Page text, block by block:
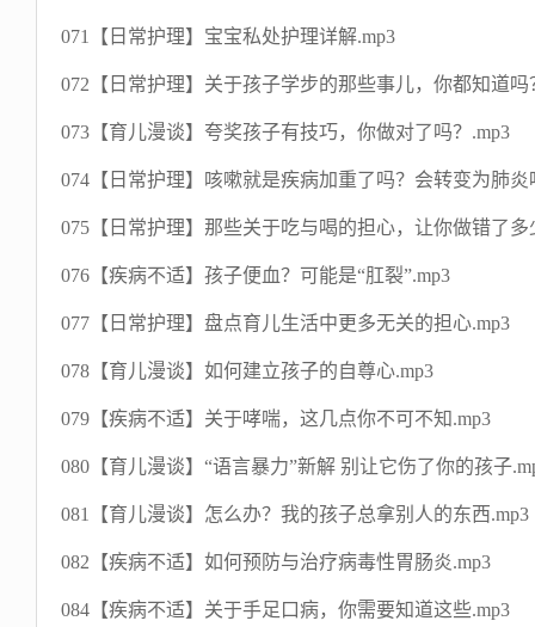
071【日常护理】宝宝私处护理详解.mp3
072【日常护理】关于孩子学步的那些事儿，你都知道吗
073【育儿漫谈】夸奖孩子有技巧，你做对了吗？.mp3
074【日常护理】咳嗽就是疾病加重了吗？会转变为肺炎
075【日常护理】那些关于吃与喝的担心，让你做错了多
076【疾病不适】孩子便血？可能是“肛裂”.mp3
077【日常护理】盘点育儿生活中更多无关的担心.mp3
078【育儿漫谈】如何建立孩子的自尊心.mp3
079【疾病不适】关于哮喘，这几点你不可不知.mp3
080【育儿漫谈】“语言暴力”新解 别让它伤了你的孩子
081【育儿漫谈】怎么办？我的孩子总拿别人的东西.mp3
082【疾病不适】如何预防与治疗病毒性胃肠炎.mp3
084【疾病不适】关于手足口病，你需要知道这些.mp3